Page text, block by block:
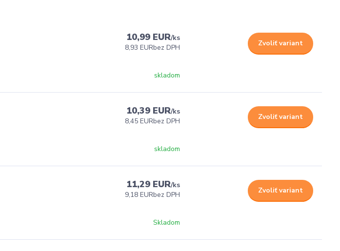
10,99 EUR/ks
8,93 EURbez DPH
skladom
Zvoliť variant
10,39 EUR/ks
8,45 EURbez DPH
skladom
Zvoliť variant
11,29 EUR/ks
9,18 EURbez DPH
Skladom
Zvoliť variant